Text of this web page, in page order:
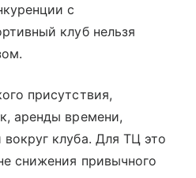
с
клуб нельзя
присутствия,
аренды времени,
клуба. Для ТЦ это
снижения привычного